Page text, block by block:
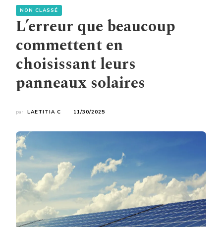
NON CLASSÉ
L’erreur que beaucoup
commettent en
choisissant leurs
panneaux solaires
par LAETITIA C 11/30/2025